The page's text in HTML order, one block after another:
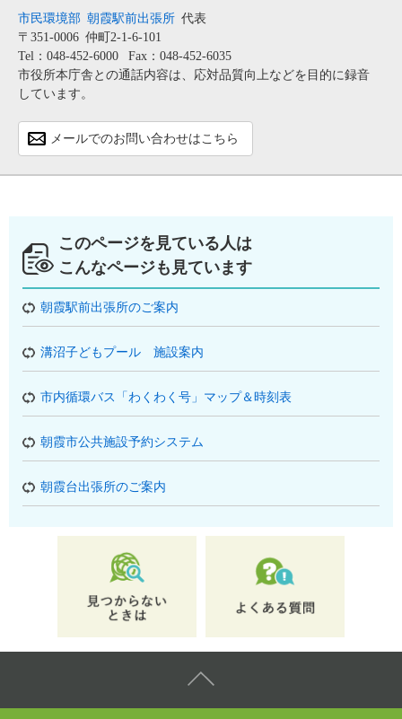
市民環境部 朝霞駅前出張所 代表
〒351-0006 仲町2-1-6-101
Tel：048-452-6000
Fax：048-452-6035
市役所本庁舎との通話内容は、応対品質向上などを目的に録音
しています。
メールでのお問い合わせはこちら
このページを見ている人は
こんなページも見ています
朝霞駅前出張所のご案内
溝沼子どもプール 施設案内
市内循環バス「わくわく号」マップ＆時刻表
朝霞市公共施設予約システム
朝霞台出張所のご案内